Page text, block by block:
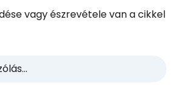
vagy észrevétele van a cikkel